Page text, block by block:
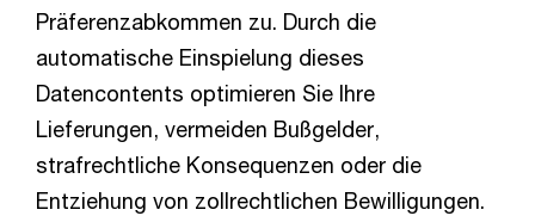
Präferenzabkommen zu. Durch die
automatische Einspielung dieses
Datencontents optimieren Sie Ihre
Lieferungen, vermeiden Bußgelder,
strafrechtliche Konsequenzen oder die
Entziehung von zollrechtlichen Bewilligungen.